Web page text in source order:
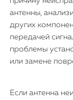
антенны,
других
передачей
проблемы
или замене
Если антенна